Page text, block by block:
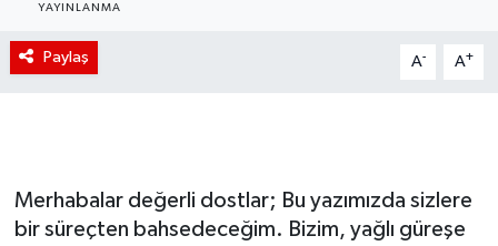
YAYINLANMA
Paylaş A- A+
Merhabalar değerli dostlar; Bu yazımızda sizlere
bir süreçten bahsedeceğim. Bizim, yağlı güreşe